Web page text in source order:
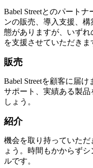
Babel Streetとのパート
ンの販売、導入支援、
態がありますが、いず
を支援させていただきま
販売
Babel Streetを顧客に届
サポート、実績ある製
しょう。
紹介
機会を取り持っていた
ょう。時間もかからず
ルです。